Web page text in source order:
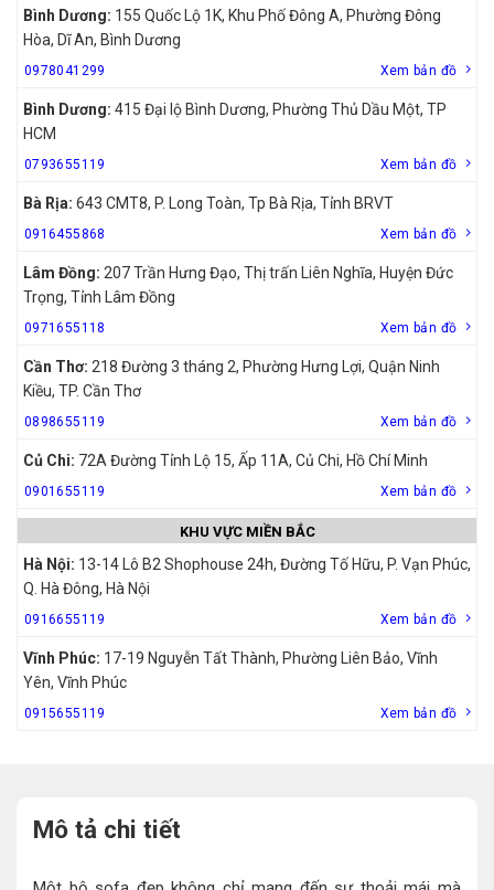
Bình Dương: 155 Quốc Lộ 1K, Khu Phố Đông A, Phường Đông
Hòa, Dĩ An, Bình Dương
0978041299 Xem bản đồ
Bình Dương: 415 Đại lộ Bình Dương, Phường Thủ Dầu Một, TP
HCM
0793655119 Xem bản đồ
Bà Rịa: 643 CMT8, P. Long Toàn, Tp Bà Rịa, Tỉnh BRVT
0916455868 Xem bản đồ
Lâm Đồng: 207 Trần Hưng Đạo, Thị trấn Liên Nghĩa, Huyện Đức
Trọng, Tỉnh Lâm Đồng
0971655118 Xem bản đồ
Cần Thơ: 218 Đường 3 tháng 2, Phường Hưng Lợi, Quận Ninh
Kiều, TP. Cần Thơ
0898655119 Xem bản đồ
Củ Chi: 72A Đường Tỉnh Lộ 15, Ấp 11A, Củ Chi, Hồ Chí Minh
0901655119 Xem bản đồ
KHU VỰC MIỀN BẮC
Hà Nội: 13-14 Lô B2 Shophouse 24h, Đường Tố Hữu, P. Vạn Phúc,
Q. Hà Đông, Hà Nội
0916655119 Xem bản đồ
Vĩnh Phúc: 17-19 Nguyễn Tất Thành, Phường Liên Bảo, Vĩnh
Yên, Vĩnh Phúc
0915655119 Xem bản đồ
Mô tả chi tiết